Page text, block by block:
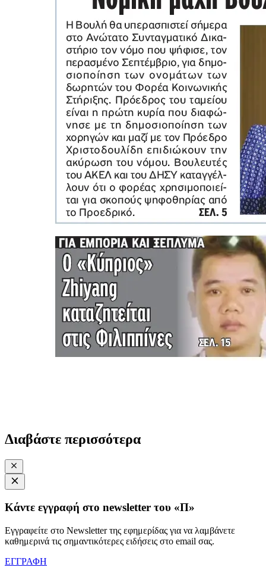
Διαβάστε περισσότερα
Κάντε εγγραφή στο newsletter του «Π»
Εγγραφείτε στο Newsletter της εφημερίδας για να λαμβάνετε
καθημερινά τις σημαντικότερες ειδήσεις στο email σας.
ΕΓΓΡΑΦΗ